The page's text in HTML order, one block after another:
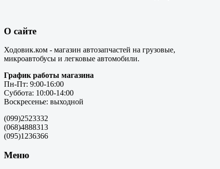
О сайте
Ходовик.ком - магазин автозапчастей на грузовые,
микроавтобусы и легковые автомобили.
График работы магазина
Пн-Пт: 9:00-16:00
Суббота: 10:00-14:00
Воскресенье: выходной
(099)2523332
(068)4888313
(095)1236366
Меню